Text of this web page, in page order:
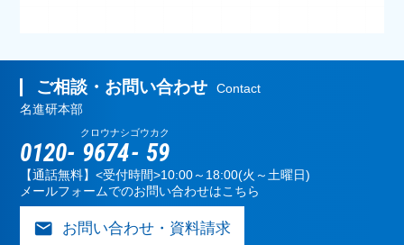
ご相談・お問い合わせ
Contact
名進研本部
0120- 9674
クロウナシ
- 59
ゴウカク
【通話無料】<受付時間>10:00～18:00(火～土曜日)
メールフォームでのお問い合わせはこちら
mail お問い合わせ・資料請求